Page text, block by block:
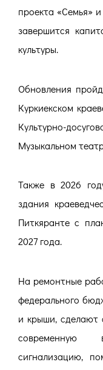
проекта «Семья»
завершится
культуры.
Обновления
Куркиекском
Культурно-
Музыкальном
Также в 2026
здания
Питкяранте с
2027 года.
На ремонтные
федерального
и крыши, сделают
сигнализацию,